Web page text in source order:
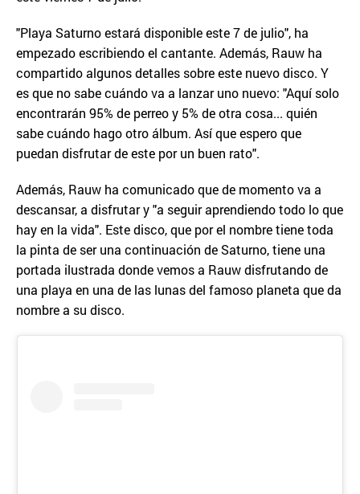
"Playa Saturno estará disponible este 7 de julio", ha
empezado escribiendo el cantante. Además, Rauw ha
compartido algunos detalles sobre este nuevo disco. Y
es que no sabe cuándo va a lanzar uno nuevo: "Aquí solo
encontrarán 95% de perreo y 5% de otra cosa... quién
sabe cuándo hago otro álbum. Así que espero que
puedan disfrutar de este por un buen rato".
Además, Rauw ha comunicado que de momento va a
descansar, a disfrutar y "a seguir aprendiendo todo lo que
hay en la vida". Este disco, que por el nombre tiene toda
la pinta de ser una continuación de Saturno, tiene una
portada ilustrada donde vemos a Rauw disfrutando de
una playa en una de las lunas del famoso planeta que da
nombre a su disco.